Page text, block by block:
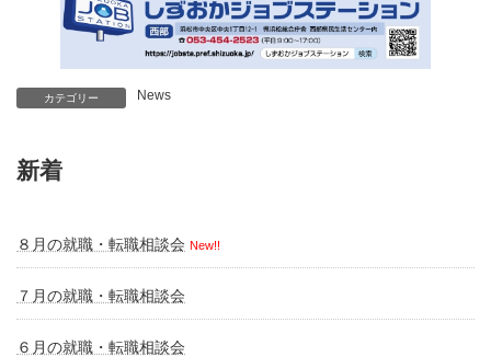
カテゴリー News
新着
８月の就職・転職相談会 New!!
７月の就職・転職相談会
６月の就職・転職相談会